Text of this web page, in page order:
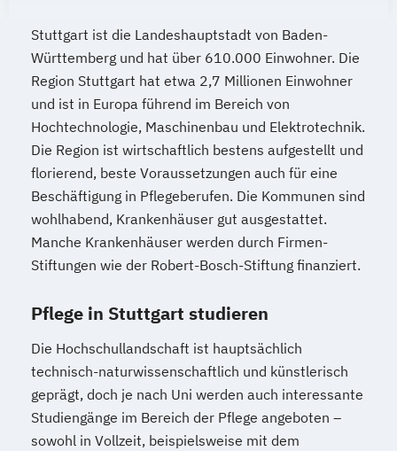
Stuttgart ist die Landeshauptstadt von Baden-
Württemberg und hat über 610.000 Einwohner. Die
Region Stuttgart hat etwa 2,7 Millionen Einwohner
und ist in Europa führend im Bereich von
Hochtechnologie, Maschinenbau und Elektrotechnik.
Die Region ist wirtschaftlich bestens aufgestellt und
florierend, beste Voraussetzungen auch für eine
Beschäftigung in Pflegeberufen. Die Kommunen sind
wohlhabend, Krankenhäuser gut ausgestattet.
Manche Krankenhäuser werden durch Firmen-
Stiftungen wie der Robert-Bosch-Stiftung finanziert.
Pflege in Stuttgart studieren
Die Hochschullandschaft ist hauptsächlich
technisch-naturwissenschaftlich und künstlerisch
geprägt, doch je nach Uni werden auch interessante
Studiengänge im Bereich der Pflege angeboten –
sowohl in Vollzeit, beispielsweise mit dem